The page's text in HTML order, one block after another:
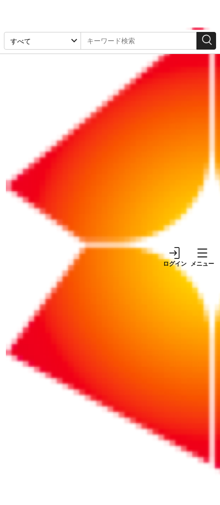
ログイン メニュー
リポート
2026/07/31
社員のミスで会社に損害
が……。 本人への賠償請
求は可能？
【コスト削減の教科書
（7）】「福利厚生費」
【開催終了】2025年11
月5日開催！きらやか銀
行×GSX サイバーセキュ
リティセミナーのご案内
山形県が経験豊富な副業
プロ人材とのマッチング
退職する社員が備品を返
さない……賃金や退職金
から控除してもいい？